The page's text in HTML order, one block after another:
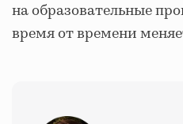
на образовательные
время от времени